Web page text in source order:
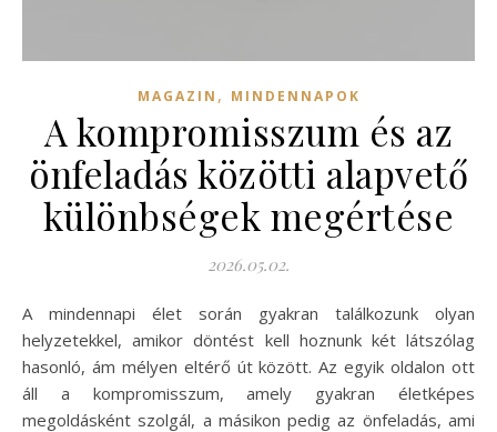
MAGAZIN , MINDENNAPOK
A kompromisszum és az
önfeladás közötti alapvető
különbségek megértése
2026.05.02.
A mindennapi élet során gyakran találkozunk olyan
helyzetekkel, amikor döntést kell hoznunk két látszólag
hasonló, ám mélyen eltérő út között. Az egyik oldalon ott
áll a kompromisszum, amely gyakran életképes
megoldásként szolgál, a másikon pedig az önfeladás, ami